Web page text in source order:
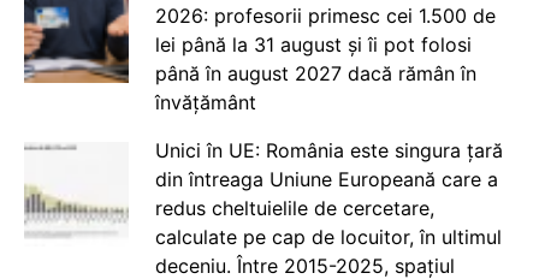
2026: profesorii primesc cei 1.500 de
lei până la 31 august și îi pot folosi
până în august 2027 dacă rămân în
învățământ
Unici în UE: România este singura țară
din întreaga Uniune Europeană care a
redus cheltuielile de cercetare,
calculate pe cap de locuitor, în ultimul
deceniu. Între 2015-2025, spațiul